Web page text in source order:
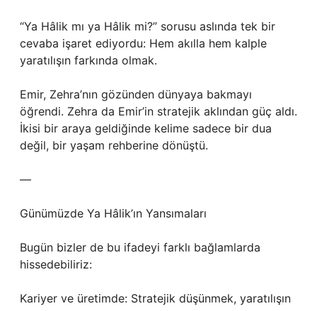
“Ya Hâlik mı ya Hâlik mi?” sorusu aslında tek bir
cevaba işaret ediyordu: Hem akılla hem kalple
yaratılışın farkında olmak.
Emir, Zehra’nın gözünden dünyaya bakmayı
öğrendi. Zehra da Emir’in stratejik aklından güç aldı.
İkisi bir araya geldiğinde kelime sadece bir dua
değil, bir yaşam rehberine dönüştü.
—
Günümüzde Ya Hâlik’ın Yansımaları
Bugün bizler de bu ifadeyi farklı bağlamlarda
hissedebiliriz:
Kariyer ve üretimde: Stratejik düşünmek, yaratılışın